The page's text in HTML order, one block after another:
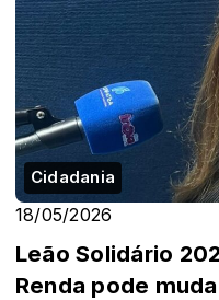
Cidadania
18/05/2026
Leão Solidário
Renda pode